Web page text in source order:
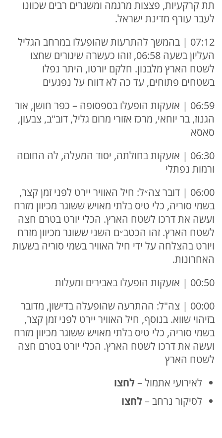
תת קרקעיות, פצצות מרגמה ומשגרים רבים שכוונו
לעבר עורף מדינת ישראל.
07:12 | בהמשך להתרעות שהופעלו במרחב הגליל
העליון בשעה 06:58, זוהו כעשרה שיגורים שחצו
לשטח הארץ מלבנון. חלקם יורטו, היתר נפלו
בשטחים פתוחים, עד כה לא דווח על נפגעים
06:59 | אזעקות הופעלו בספסופה – כפר חושן, אור
הגנוז, בר יוחאי, מרכז אזורי מרום גליל, דוב"ב, צבעון,
סאסא
06:30 | אזעקות בחולתה, יסוד המעלה, לה החוםה
ורמות נפתלי
06:00 | דובר צה״ל: חיל האוויר יירט לפני זמן קצר,
בשמי סוריה, כלי טיס בלתי מאויש ששוגר מכיוון מזרח
ועשה את דרכו לשטח הארץ. הכלי יורט בטרם חצה
לשטח הארץ. זהו הכטב״ם השני ששוגר מכיוון מזרח
ויורט בהצלחה על ידי חיל האוויר בשמי סוריה בשעות
האחרונות.
00:50 | אזעקות הופעלו באבירים ומעלות
00:00 | צה"ל: ההתרעה שהופעלה בדישון, מדובר
בזיהוי שווא. בנוסף, חיל האוויר יירט לפני זמן קצר,
בשמי סוריה, כלי טיס בלתי מאויש ששוגר מכיוון מזרח
ועשה את דרכו לשטח הארץ. הכלי יורט בטרם חצה
לשטח הארץ
לאירועי אתמול –לחצו
לסיקור נרחב –לחצו